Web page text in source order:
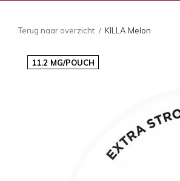
Terug naar overzicht KILLA Melon
11.2 MG/POUCH